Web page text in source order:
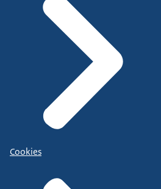
Cookies